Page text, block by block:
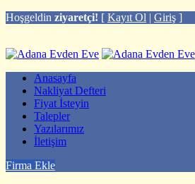
Hoşgeldin ziyaretçi! [ Kayıt Ol | Giriş ]
Anasayfa
Nakliyat Defteri
Fiyat İsteyin
Talepler
Yazılarımız
İletişim
Firma Ekle